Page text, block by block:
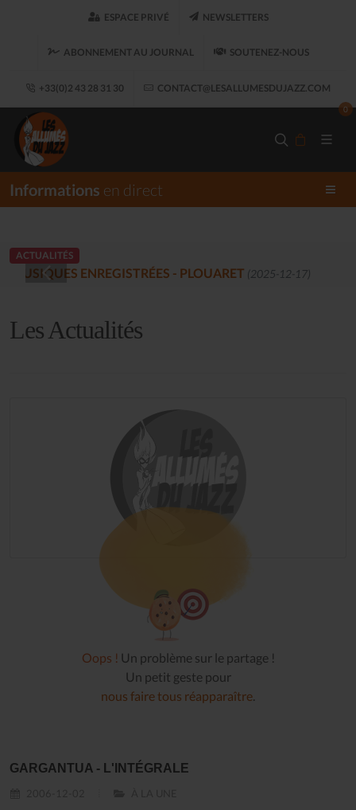
ESPACE PRIVÉ NEWSLETTERS
ABONNEMENT AU JOURNAL SOUTENEZ-NOUS
+33(0)2 43 28 31 30 CONTACT@LESALLUMESDUJAZZ.COM
0
Informations en direct
ACTUALITÉS
LES ALLUMÉS DU JAZZ FONT SALON,
Les Actualités
Oops ! Un problème sur le partage !
Un petit geste pour
nous faire tous réapparaître
GARGANTUA - L'INTÉGRALE